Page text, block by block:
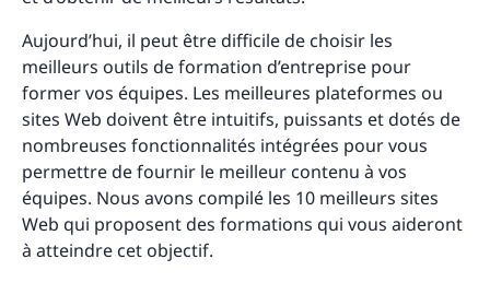
Aujourd’hui, il peut être difficile de choisir les
meilleurs outils de formation d’entreprise pour
former vos équipes. Les meilleures plateformes ou
sites Web doivent être intuitifs, puissants et dotés de
nombreuses fonctionnalités intégrées pour vous
permettre de fournir le meilleur contenu à vos
équipes. Nous avons compilé les 10 meilleurs sites
Web qui proposent des formations qui vous aideront
à atteindre cet objectif.